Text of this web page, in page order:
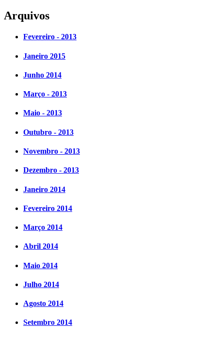
Arquivos
Fevereiro - 2013
Janeiro 2015
Junho 2014
Março - 2013
Maio - 2013
Outubro - 2013
Novembro - 2013
Dezembro - 2013
Janeiro 2014
Fevereiro 2014
Março 2014
Abril 2014
Maio 2014
Julho 2014
Agosto 2014
Setembro 2014